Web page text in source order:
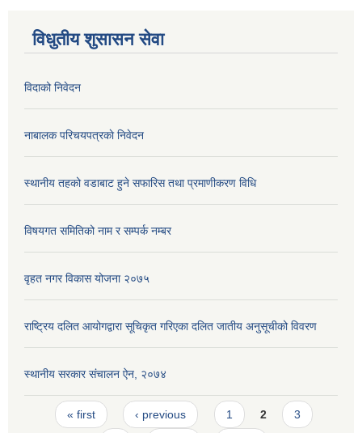
विधुतीय शुसासन सेवा
विदाको निवेदन
नाबालक परिचयपत्रकाे निवेदन
स्थानीय तहको वडाबाट हुने सफारिस तथा प्रमाणीकरण विधि
विषयगत समितिको नाम र सम्पर्क नम्बर
वृहत नगर विकास योजना २०७५
राष्ट्रिय दलित आयोगद्वारा सूचिकृत गरिएका दलित जातीय अनुसूचीको विवरण
स्थानीय सरकार संचालन ऐन, २०७४
Pages
« first ‹ previous 1 2 3